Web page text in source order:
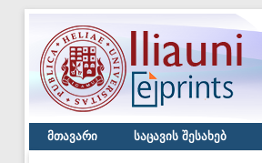
მთავარი საცავის შესახებ